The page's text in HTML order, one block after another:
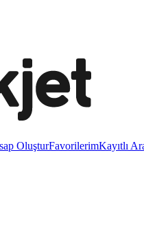
OluşturFavorilerimKayıtlı